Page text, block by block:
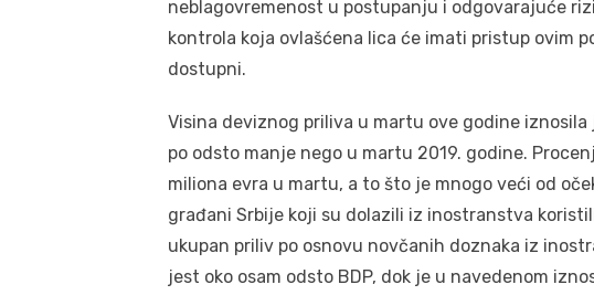
neblagovremenost u postupanju i odgovarajuće
kontrola koja ovlašćena lica će imati pristup ovim
dostupni.
Visina deviznog priliva u martu ove godine iznosila
po odsto manje nego u martu 2019. godine.
miliona evra u martu, a to što je mnogo veći od
građani Srbije koji su dolazili iz inostranstva
ukupan priliv po osnovu novčanih doznaka iz
jest oko osam odsto BDP, dok je u navedenom